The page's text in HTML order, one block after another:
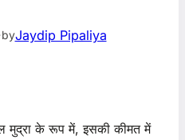
byJaydip Pipaliya
मुद्रा के रूप में, इसकी कीमत में